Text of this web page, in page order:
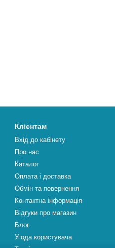
Клієнтам
Вхід до кабінету
Про нас
Каталог
Оплата і доставка
Обмін та повернення
Контактна інформація
Відгуки про магазин
Блог
Угода користувача